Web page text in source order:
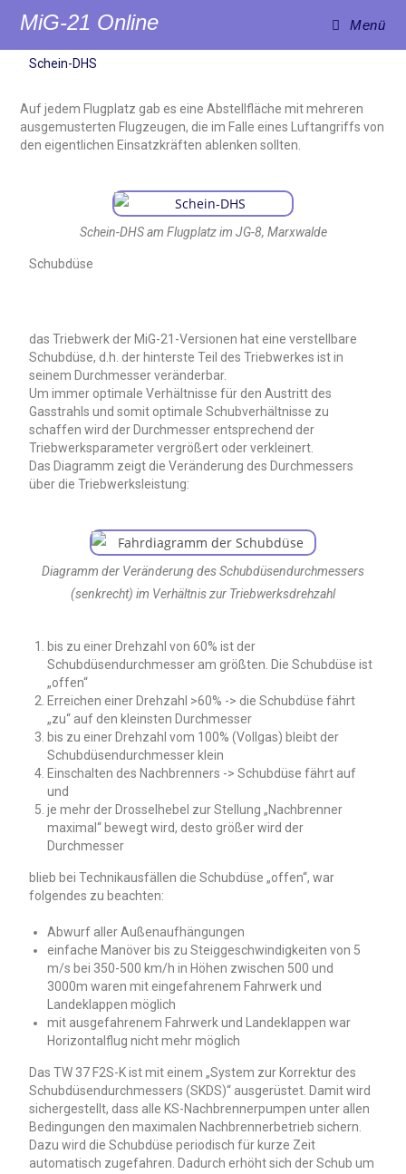
MiG-21 Online Menü
Schein-DHS
Auf jedem Flugplatz gab es eine Abstellfläche mit mehreren
ausgemusterten Flugzeugen, die im Falle eines Luftangriffs von
den eigentlichen Einsatzkräften ablenken sollten.
Schein-DHS am Flugplatz im JG-8, Marxwalde
Schubdüse
das Triebwerk der MiG-21-Versionen hat eine verstellbare
Schubdüse, d.h. der hinterste Teil des Triebwerkes ist in
seinem Durchmesser veränderbar.
Um immer optimale Verhältnisse für den Austritt des
Gasstrahls und somit optimale Schubverhältnisse zu
schaffen wird der Durchmesser entsprechend der
Triebwerksparameter vergrößert oder verkleinert.
Das Diagramm zeigt die Veränderung des Durchmessers
über die Triebwerksleistung:
Diagramm der Veränderung des Schubdüsendurchmessers
(senkrecht) im Verhältnis zur Triebwerksdrehzahl
bis zu einer Drehzahl von 60% ist der
Schubdüsendurchmesser am größten. Die Schubdüse ist
„offen“
Erreichen einer Drehzahl >60% -> die Schubdüse fährt
„zu“ auf den kleinsten Durchmesser
bis zu einer Drehzahl vom 100% (Vollgas) bleibt der
Schubdüsendurchmesser klein
Einschalten des Nachbrenners -> Schubdüse fährt auf
und
je mehr der Drosselhebel zur Stellung „Nachbrenner
maximal“ bewegt wird, desto größer wird der
Durchmesser
blieb bei Technikausfällen die Schubdüse „offen“, war
folgendes zu beachten:
Abwurf aller Außenaufhängungen
einfache Manöver bis zu Steiggeschwindigkeiten von 5
m/s bei 350-500 km/h in Höhen zwischen 500 und
3000m waren mit eingefahrenem Fahrwerk und
Landeklappen möglich
mit ausgefahrenem Fahrwerk und Landeklappen war
Horizontalflug nicht mehr möglich
Das TW 37 F2S-K ist mit einem „System zur Korrektur des
Schubdüsendurchmessers (SKDS)“ ausgerüstet. Damit wird
sichergestellt, dass alle KS-Nachbrennerpumpen unter allen
Bedingungen den maximalen Nachbrennerbetrieb sichern.
Dazu wird die Schubdüse periodisch für kurze Zeit
automatisch zugefahren. Dadurch erhöht sich der Schub um